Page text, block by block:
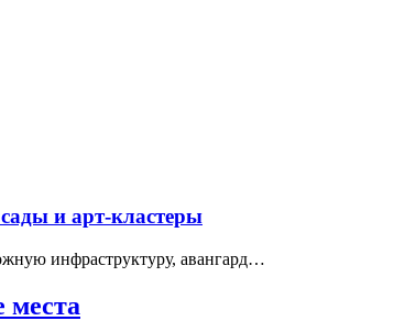
и арт-кластеры
инфраструктуру, авангард…
места